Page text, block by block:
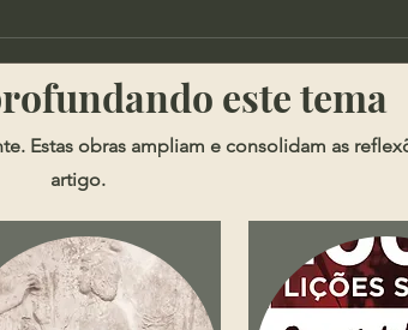
-
da Teoria
Maquiavel
dos
este tema
Estas obras ampliam e consolidam as
artigo.